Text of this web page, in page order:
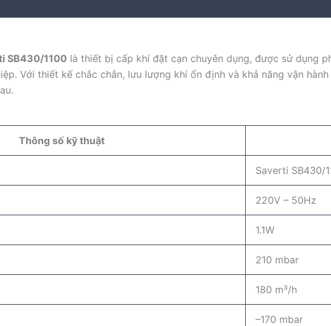
SB430/1100 là thiết bị cấp khí đặt cạn chuyên dụng, được sử dụng
Với thiết kế chắc chắn, lưu lượng khí ổn định và khả năng vận
Thông số kỹ thuật
Saverti SB430/
220V – 50Hz
1.1W
210 mbar
180 m³/h
–170 mbar